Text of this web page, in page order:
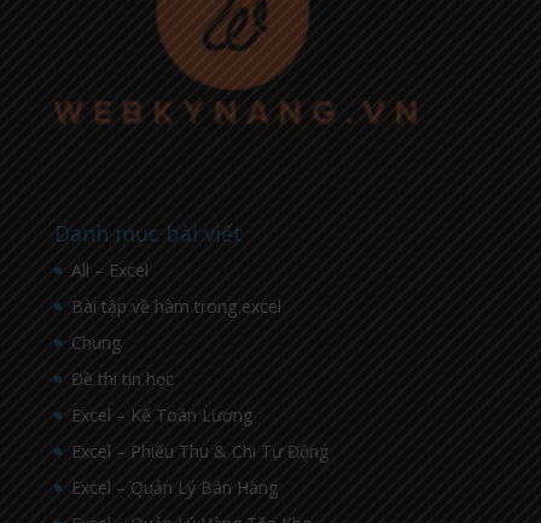
Danh mục bài viết
All – Excel
Bài tập về hàm trong excel
Chung
Đề thi tin học
Excel – Kế Toán Lương
Excel – Phiếu Thu & Chi Tự Động
Excel – Quản Lý Bán Hàng